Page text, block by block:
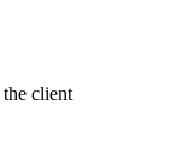
client